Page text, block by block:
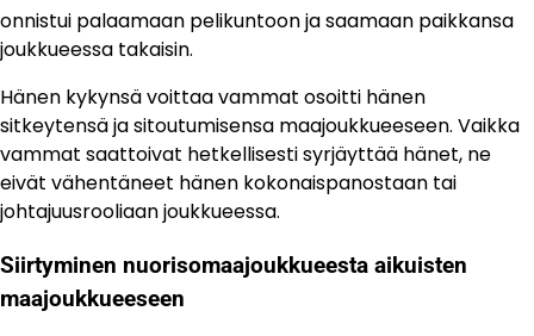
onnistui palaamaan pelikuntoon ja saamaan paikkansa
joukkueessa takaisin.
Hänen kykynsä voittaa vammat osoitti hänen
sitkeytensä ja sitoutumisensa maajoukkueeseen. Vaikka
vammat saattoivat hetkellisesti syrjäyttää hänet, ne
eivät vähentäneet hänen kokonaispanostaan tai
johtajuusrooliaan joukkueessa.
Siirtyminen nuorisomaajoukkueesta aikuisten
maajoukkueeseen